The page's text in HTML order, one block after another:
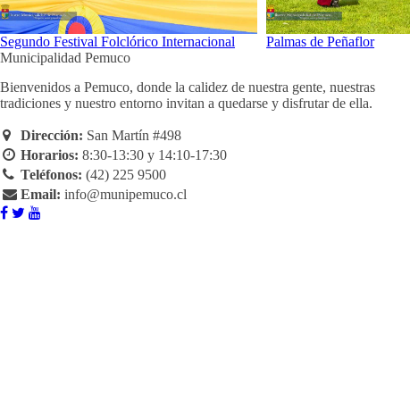
Segundo Festival Folclórico Internacional Palmas de Peñaflor
Municipalidad Pemuco
Bienvenidos a Pemuco, donde la calidez de nuestra gente, nuestras
tradiciones y nuestro entorno invitan a quedarse y disfrutar de ella.
Dirección: San Martín #498
Horarios: 8:30-13:30 y 14:10-17:30
Teléfonos: (42) 225 9500
Email: info@munipemuco.cl